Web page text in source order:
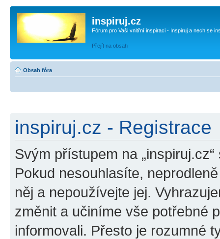
inspiruj.cz
Fórum pro Vaši vnitřní inspiraci - Inspiruj a nech se
Přejít na obsah
Obsah fóra
inspiruj.cz - Registrace
Svým přístupem na
Pokud nesouhlasíte,
něj a nepoužívejte jej.
změnit a učiníme vše potřebné
informovali. Přesto je rozumné